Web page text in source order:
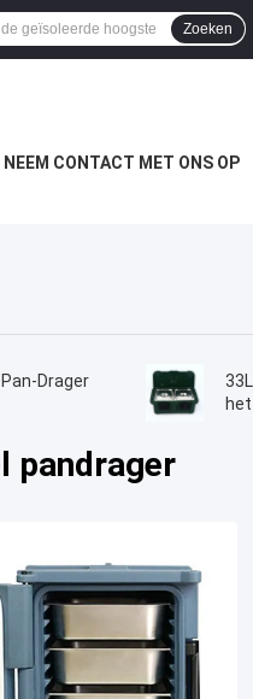
Zoeken
NEEM CONTACT MET ONS OP
Drager
pandrager